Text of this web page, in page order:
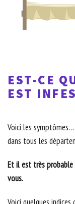
EST-CE
EST
Voici les
dans tous les
Et il est très probable
vous.